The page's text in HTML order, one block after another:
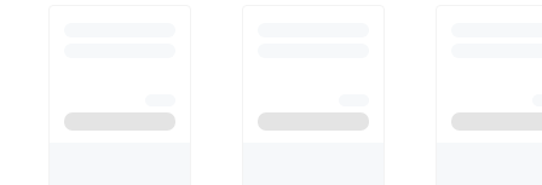
います。 このこと